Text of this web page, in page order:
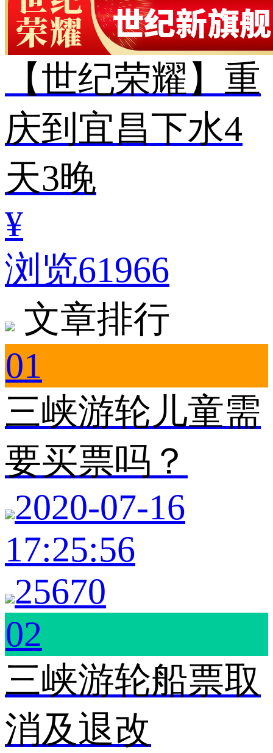
【世纪荣耀】重
庆到宜昌下水4
天3晚
¥
浏览61966
文章排行
01
三峡游轮儿童需
要买票吗？
2020-07-16
17:25:56
25670
02
三峡游轮船票取
消及退改